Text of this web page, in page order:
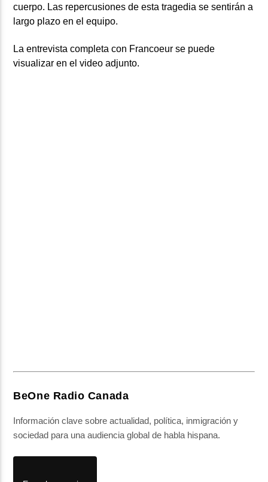
cuerpo. Las repercusiones de esta tragedia se sentirán a
largo plazo en el equipo.
La entrevista completa con Francoeur se puede
visualizar en el video adjunto.
BeOne Radio Canada
Información clave sobre actualidad, política, inmigración y
sociedad para una audiencia global de habla hispana.